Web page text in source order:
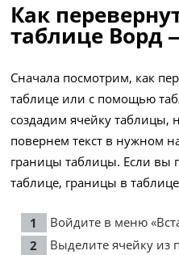
Как
таблице Ворд
Сначала посмотрим, как
таблице или с помощью
создадим ячейку таблицы,
повернем текст в нужном
границы таблицы. Если вы
таблице, границы в
Войдите в меню
Выделите ячейку из